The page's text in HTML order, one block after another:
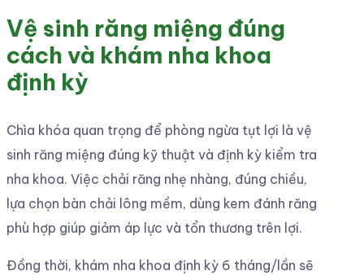
Vệ sinh răng miệng đúng
cách và khám nha khoa
định kỳ
Chìa khóa quan trọng để phòng ngừa tụt lợi là vệ
sinh răng miệng đúng kỹ thuật và định kỳ kiểm tra
nha khoa. Việc chải răng nhẹ nhàng, đúng chiều,
lựa chọn bàn chải lông mềm, dùng kem đánh răng
phù hợp giúp giảm áp lực và tổn thương trên lợi.
Đồng thời, khám nha khoa định kỳ 6 tháng/lần sẽ